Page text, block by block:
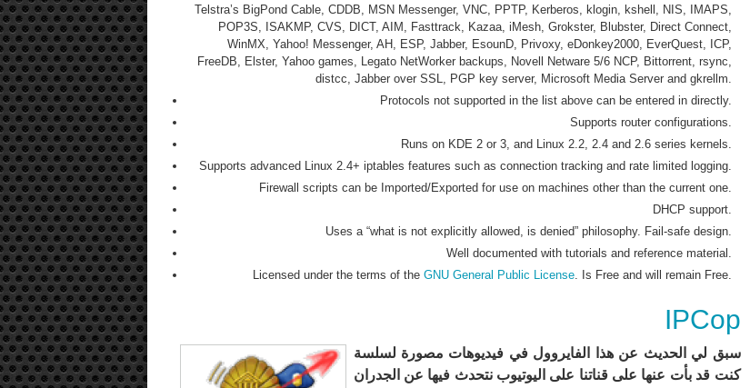
Telstra’s BigPond Cable, CDDB, MSN Messenger, VNC, PPTP, Kerberos, klogin, kshell, NIS, IMAPS,
POP3S, ISAKMP, CVS, DICT, AIM, Fasttrack, Kazaa, iMesh, Grokster, Blubster, Direct Connect,
WinMX, Yahoo! Messenger, AH, ESP, Jabber, EsounD, Privoxy, eDonkey2000, EverQuest, ICP,
FreeDB, Elster, Yahoo games, Legato NetWorker backups, Novell Netware 5/6 NCP, Bittorrent, rsync,
distcc, Jabber over SSL, PGP key server, Microsoft Media Server and gkrellm.
Protocols not supported in the list above can be entered in directly.
Supports router configurations.
Runs on KDE 2 or 3, and Linux 2.2, 2.4 and 2.6 series kernels.
Supports advanced Linux 2.4+ iptables features such as connection tracking and rate limited logging.
Firewall scripts can be Imported/Exported for use on machines other than the current one.
DHCP support.
Uses a “what is not explicitly allowed, is denied” philosophy. Fail-safe design.
Well documented with tutorials and reference material.
Licensed under the terms of the GNU General Public License. Is Free and will remain Free.
IPCop
سبق لي الحديث عن هذا الفايروول في فيديوهات مصورة لسلسة
كنت قد بأت عنها على قناتنا على اليوتيوب نتحدث فيها عن الجدران